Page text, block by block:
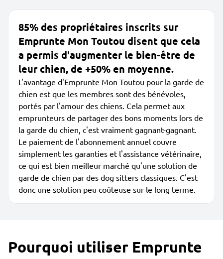
85% des propriétaires inscrits sur
Emprunte Mon Toutou disent que cela
a permis d'augmenter le bien-être de
leur chien, de +50% en moyenne.
L'avantage d'Emprunte Mon Toutou pour la garde de
chien est que les membres sont des bénévoles,
portés par l'amour des chiens. Cela permet aux
emprunteurs de partager des bons moments lors de
la garde du chien, c'est vraiment gagnant-gagnant.
Le paiement de l'abonnement annuel couvre
simplement les garanties et l'assistance vétérinaire,
ce qui est bien meilleur marché qu'une solution de
garde de chien par des dog sitters classiques. C'est
donc une solution peu coûteuse sur le long terme.
Pourquoi utiliser Emprunte